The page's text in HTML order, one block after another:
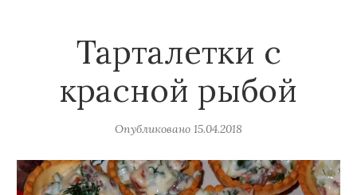
Тарталетки с
красной рыбой
Опубликовано 15.04.2018